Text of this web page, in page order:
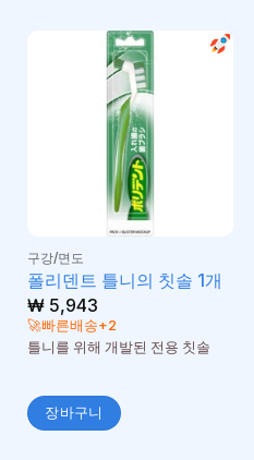
구강/면도
폴리덴트 틀니의 칫솔 1개
₩5,943
🚀빠른배송+2
틀니를 위해 개발된 전용 칫솔
장바구니